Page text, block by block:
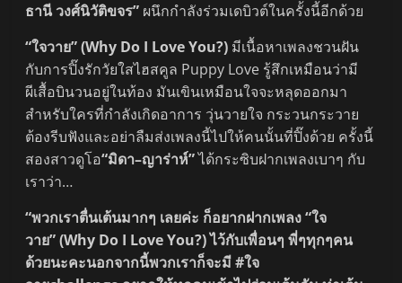
ธานี วงศ์นิวัติขจร” ผนึกกำลังร่วมเดบิวต์ในครั้งนี้อีกด้วย
“ใจวาย” (Why Do I Love You?) มีเนื้อหาเพลงชวนฝัน
กับการปิ๊งรักวัยใสไฮสคูล Puppy Love รู้สึกเหมือนว่ามี
ผีเสื้อบินวนอยู่ในท้อง มันเขินเหมือนใจจะหลุดออกมา
สำหรับใครที่กำลังเกิดอาการ วุ่นวายใจ กระวนกระวาย
ต้องรีบฟังและอย่าลืมส่งเพลงนี้ไปให้คนนั้นที่ปิ๊งด้วย ครั้งนี้
สองสาวดูโอ“มิดา–ญาร่าห์”ได้กระซิบฝากเพลงเบาๆ กับ
เราว่า…
“พวกเราตื่นเต้นมากๆ เลยค่ะ ก็อยากฝากเพลง “ใจ
วาย”(Why Do I Love You?)ไว้กับเพื่อนๆ พี่ๆทุกๆคน
ด้วยนะคะนอกจากนี้พวกเราก็จะมี#ใจ